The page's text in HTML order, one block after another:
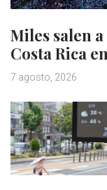
Miles salen
Costa Rica
7 agosto, 2026